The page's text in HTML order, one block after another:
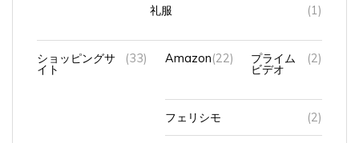
ショッピングサ (33) Amazon(22) プライム
ビデオ
(2)
フェリシモ (2)
ヤフー (2)